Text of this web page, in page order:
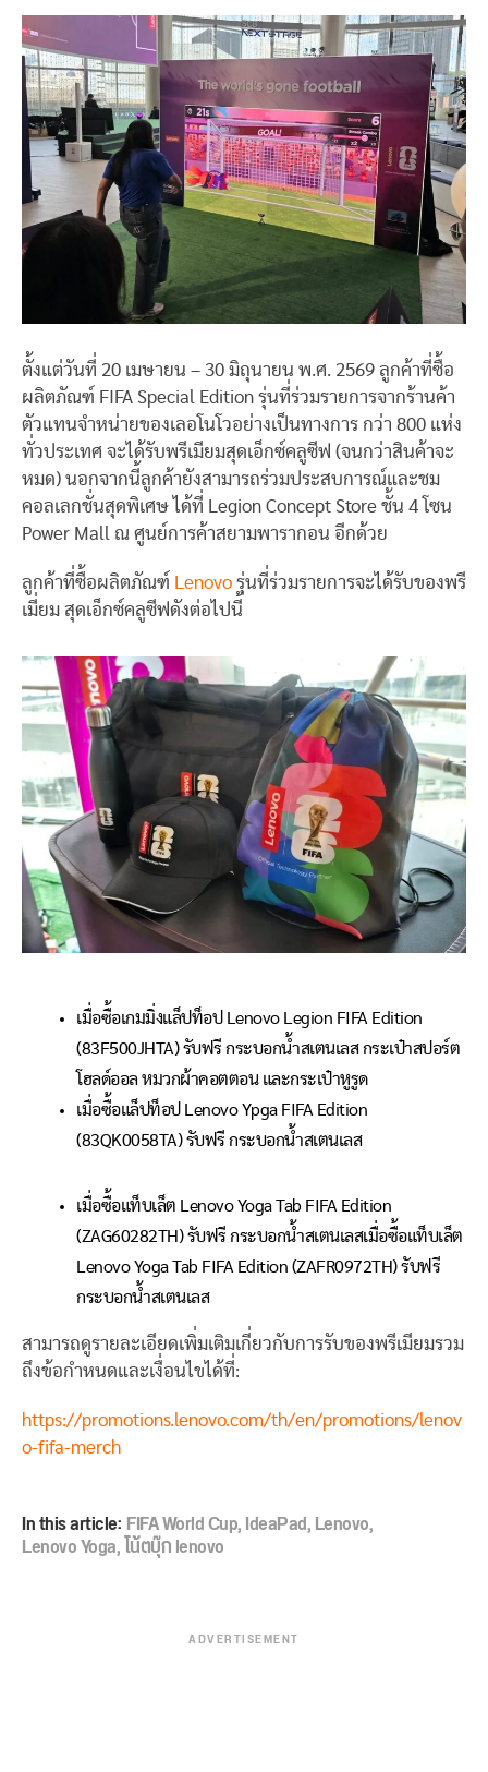
ตั้งแต่วันที่ 20 เมษายน – 30 มิถุนายน พ.ศ. 2569 ลูกค้าที่ซื้อ
ผลิตภัณฑ์ FIFA Special Edition รุ่นที่ร่วมรายการจากร้านค้า
ตัวแทนจำหน่ายของเลอโนโวอย่างเป็นทางการ กว่า 800 แห่ง
ทั่วประเทศ จะได้รับพรีเมียมสุดเอ็กซ์คลูซีฟ (จนกว่าสินค้าจะ
หมด) นอกจากนี้ลูกค้ายังสามารถร่วมประสบการณ์และชม
คอลเลกชั่นสุดพิเศษ ได้ที่ Legion Concept Store ชั้น 4 โซน
Power Mall ณ ศูนย์การค้าสยามพารากอน อีกด้วย
ลูกค้าที่ซื้อผลิตภัณฑ์ Lenovo รุ่นที่ร่วมรายการจะได้รับของพรี
เมี่ยม สุดเอ็กซ์คลูซีฟดังต่อไปนี้
เมื่อซื้อเกมมิ่งแล็ปท็อป Lenovo Legion FIFA Edition
(83F500JHTA) รับฟรี กระบอกน้ำสเตนเลส กระเป๋าสปอร์ต
โฮลด์ออล หมวกผ้าคอตตอน และกระเป๋าหูรูด
เมื่อซื้อแล็ปท็อป Lenovo Ypga FIFA Edition
(83QK0058TA) รับฟรี กระบอกน้ำสเตนเลส
เมื่อซื้อแท็บเล็ต Lenovo Yoga Tab FIFA Edition
(ZAG60282TH) รับฟรี กระบอกน้ำสเตนเลสเมื่อซื้อแท็บเล็ต
Lenovo Yoga Tab FIFA Edition (ZAFR0972TH) รับฟรี
กระบอกน้ำสเตนเลส
สามารถดูรายละเอียดเพิ่มเติมเกี่ยวกับการรับของพรีเมียมรวม
ถึงข้อกำหนดและเงื่อนไขได้ที่:
https://promotions.lenovo.com/th/en/promotions/lenov
o-fifa-merch
In this article:FIFA World Cup,IdeaPad,Lenovo,
Lenovo Yoga,โน้ตบุ๊ก lenovo
ADVERTISEMENT